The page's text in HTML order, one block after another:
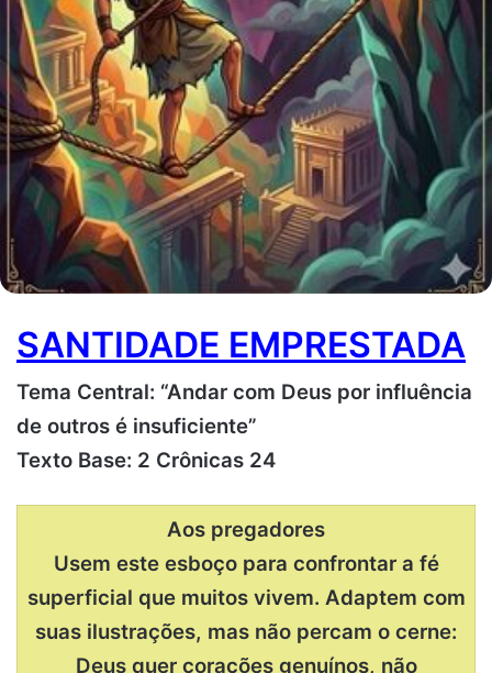
SANTIDADE EMPRESTADA
Tema Central: “Andar com Deus por influência
de outros é insuficiente”
Texto Base: 2 Crônicas 24
Aos pregadores
Usem este esboço para confrontar a fé
superficial que muitos vivem. Adaptem com
suas ilustrações, mas não percam o cerne:
Deus quer corações genuínos, não